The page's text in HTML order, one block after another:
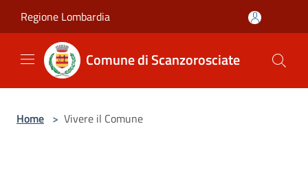
Regione Lombardia
Comune di Scanzorosciate
Home > Vivere il Comune